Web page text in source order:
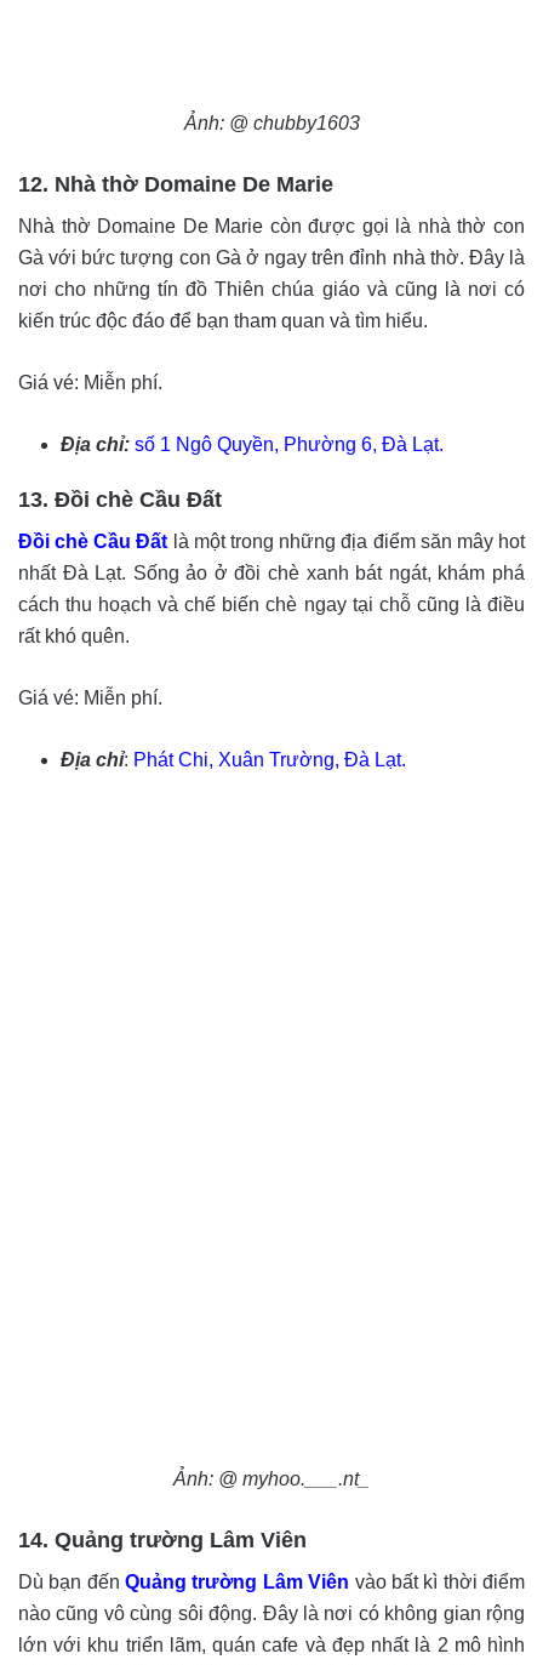
Ảnh: @ chubby1603
12. Nhà thờ Domaine De Marie
Nhà thờ Domaine De Marie còn được gọi là nhà thờ con
Gà với bức tượng con Gà ở ngay trên đỉnh nhà thờ. Đây là
nơi cho những tín đồ Thiên chúa giáo và cũng là nơi có
kiến trúc độc đáo để bạn tham quan và tìm hiểu.
Giá vé: Miễn phí.
Địa chỉ: số 1 Ngô Quyền, Phường 6, Đà Lạt.
13. Đồi chè Cầu Đất
Đồi chè Cầu Đấtlà một trong những địa điểm săn mây hot
nhất Đà Lạt. Sống ảo ở đồi chè xanh bát ngát, khám phá
cách thu hoạch và chế biến chè ngay tại chỗ cũng là điều
rất khó quên.
Giá vé: Miễn phí.
Địa chỉ: Phát Chi, Xuân Trường, Đà Lạt.
Ảnh: @ myhoo.___.nt_
14. Quảng trường Lâm Viên
Dù bạn đếnQuảng trường Lâm Viên vào bất kì thời điểm
nào cũng vô cùng sôi động. Đây là nơi có không gian rộng
lớn với khu triển lãm, quán cafe và đẹp nhất là 2 mô hình